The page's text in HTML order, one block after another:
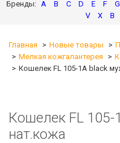
A B C D E F G
V
X В
Главная Новые товары
Мелкая кожгалантерея
Кошелек FL 105-1A black
Кошелек FL 105-
нат.кожа